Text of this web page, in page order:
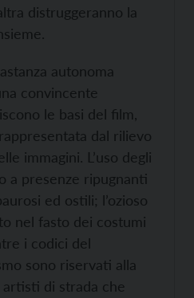
distruggeranno la
autonoma
convincente
le basi del film,
dal rilievo
immagini. L’uso degli
a presenze ripugnanti
ed ostili; l’ozioso
nel fasto dei costumi
i codici del
sono riservati alla
di strada che